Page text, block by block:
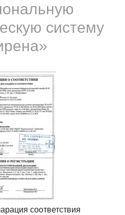
систему
соответствия